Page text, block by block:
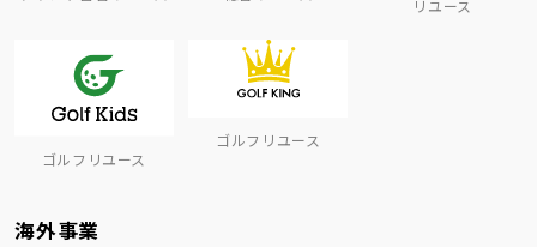
リユース
ゴルフリユース
ゴルフリユース
海外事業